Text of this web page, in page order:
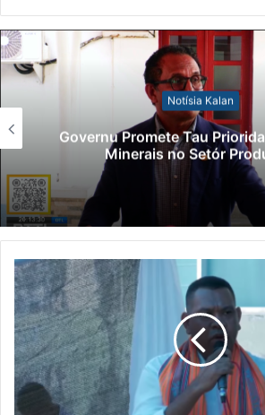
Notísia Kalan
Governu Promete Tau
Minerais no Setór